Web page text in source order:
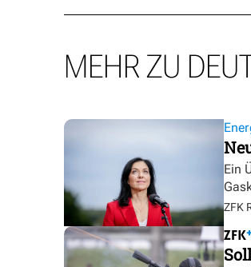
MEHR ZU
Ein
ZFK